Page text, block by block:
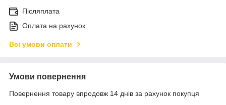
Післяплата
Оплата на рахунок
Всі умови оплати
Умови повернення
Повернення товару впродовж 14 днів за рахунок покупця